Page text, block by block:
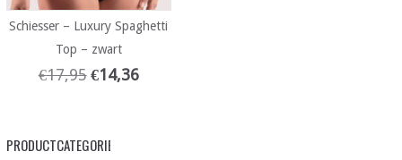
Schiesser – Luxury Spaghetti
Top – zwart
€17,95 €14,36
PRODUCTCATEGORIEËN